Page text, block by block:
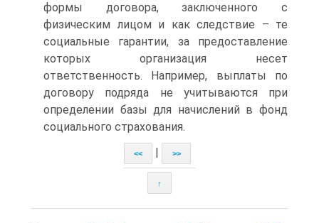
формы договора, заключенного с
физическим лицом и как следствие – те
социальные гарантии, за предоставление
которых организация несет
ответственность. Например, выплаты по
договору подряда не учитываются при
определении базы для начислений в фонд
социального страхования.
<< >>
↑